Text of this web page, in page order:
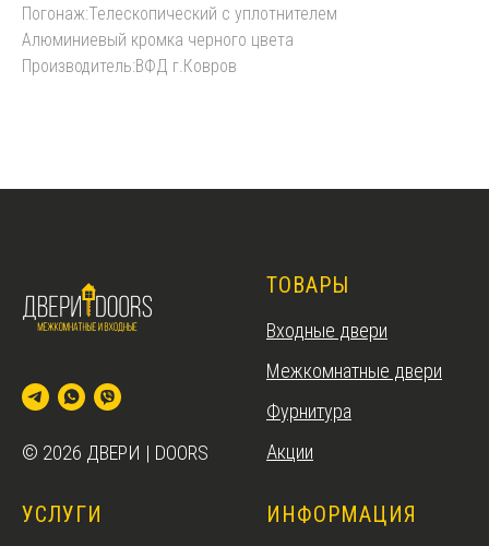
Погонаж:Телескопический с уплотнителем
Алюминиевый кромка черного цвета
Производитель:ВФД г.Ковров
© 2026 ДВЕРИ | DOORS
ТОВАРЫ
Входные двери
Межкомнатные двери
Фурнитура
Акции
УСЛУГИ ИНФОРМАЦИЯ